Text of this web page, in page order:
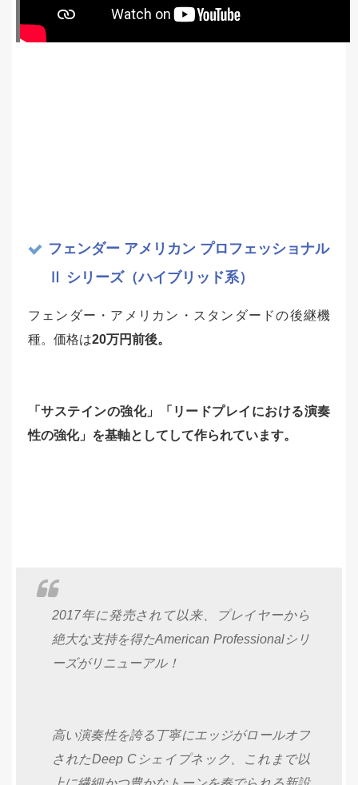
フェンダー アメリカン プロフェッショナル
シリーズ（ハイブリッド系）
フェンダー・アメリカン・スタンダードの後継機
種。価格は20万円前後。
「サステインの強化」「リードプレイにおける演奏
性の強化」を基軸としてして作られています。
2017年に発売されて以来、プレイヤーから
絶大な支持を得たAmerican Professionalシリ
ーズがリニューアル！
高い演奏性を誇る丁寧にエッジがロールオフ
されたDeep Cシェイプネック、これまで以